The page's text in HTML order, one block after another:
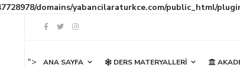
domains/yabancilaraturkce.com/public_html/
"> ANA SAYFA DERS MATERYALLERI